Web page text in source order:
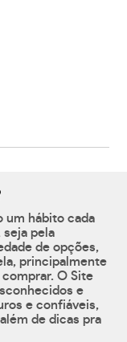
um hábito cada
pela
de opções,
principalmente
O Site
e
e confiáveis,
de dicas pra